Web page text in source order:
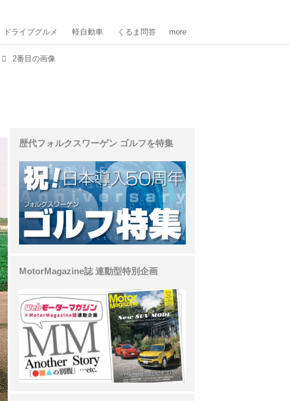
ドライブグルメ 軽自動車 くるま問答 more
2番目の画像
歴代フォルクスワーゲン ゴルフを特集
MotorMagazine誌 連動型特別企画